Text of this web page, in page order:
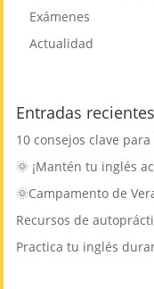
Exámenes
Actualidad
Entradas recientes
10 consejos clave
🌞 ¡Mantén tu inglés
🌞Campamento de
Recursos de
Practica tu inglés